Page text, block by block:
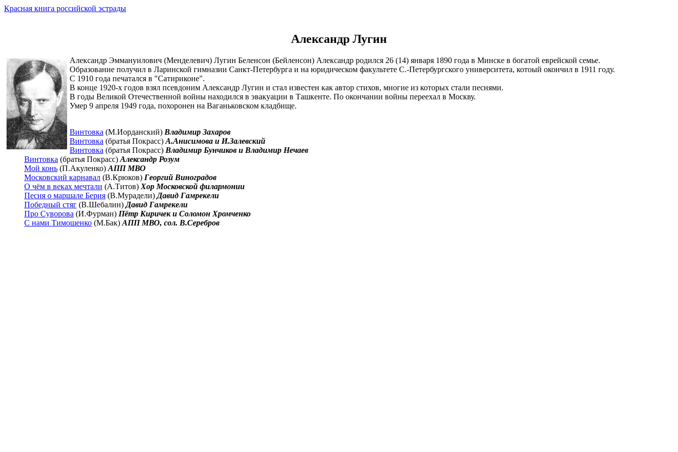
Красная книга российской эстрады
Александр Лугин
Александр Эммануилович (Менделевич) Лугин Беленсон (Бейленсон) Александр родился 26 (14) января 1890 года в Минске в богатой еврейской семье.
Образование получил в Ларинской гимназии Санкт-Петербурга и на юридическом факультете С.-Петербургского университета, котоый окончил в 1911 году.
С 1910 года печатался в "Сатириконе".
В конце 1920-х годов взял псевдоним Александр Лугин и стал известен как автор стихов, многие из которых стали песнями.
В годы Великой Отечественной войны находился в эвакуации в Ташкенте. По окончании войны переехал в Москву.
Умер 9 апреля 1949 года, похоронен на Ваганьковском кладбище.
Винтовка (М.Иорданский) Владимир Захаров
Винтовка (братья Покрасс) А.Анисимова и И.Залевский
Винтовка (братья Покрасс) Владимир Бунчиков и Владимир Нечаев
Винтовка (братья Покрасс) Александр Розум
Мой конь (П.Акуленко) АПП МВО
Московский карнавал (В.Крюков) Георгий Виноградов
О чём в веках мечтали (А.Титов) Хор Московской филармонии
Песня о маршале Берия (В.Мурадели) Давид Гамрекели
Победный стяг (В.Шебалин) Давид Гамрекели
Про Суворова (И.Фурман) Пётр Киричек и Соломон Хромченко
С нами Тимошенко (М.Бак) АПП МВО, сол. В.Серебров